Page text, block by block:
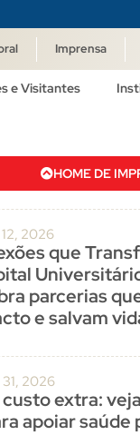
Imprensa
e Visitantes
HOME DE
2026
que
parcerias
e salvam
2026
extra:
apoiar saúde